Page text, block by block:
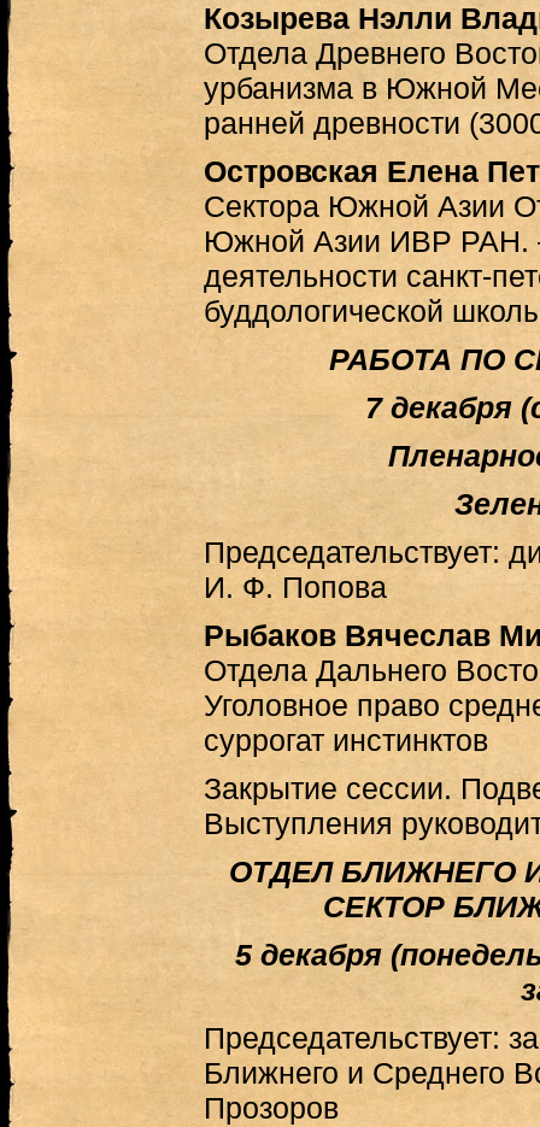
Козырева Нэлли
Отдела Древнего
урбанизма в Южной
ранней древности
Островская Елена
Сектора Южной Азии
Южной Азии ИВР РАН.
деятельности санкт-
буддологической
РАБОТА ПО
7 декабря
Председательствует:
И. Ф. Попова
Рыбаков Вячеслав
Отдела Дальнего
Уголовное право
суррогат инстинктов
Закрытие сессии.
Выступления
ОТДЕЛ БЛИЖНЕГО
СЕКТОР
5 декабря
Председательствует:
Ближнего и Среднего
Прозоров